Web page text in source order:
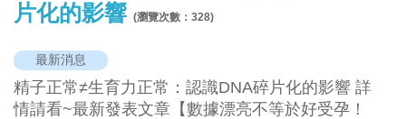
片化的影響 (瀏覽次數：328)
最新消息
精子正常≠生育力正常：認識DNA碎片化的影響 詳
情請看~最新發表文章【數據漂亮不等於好受孕！